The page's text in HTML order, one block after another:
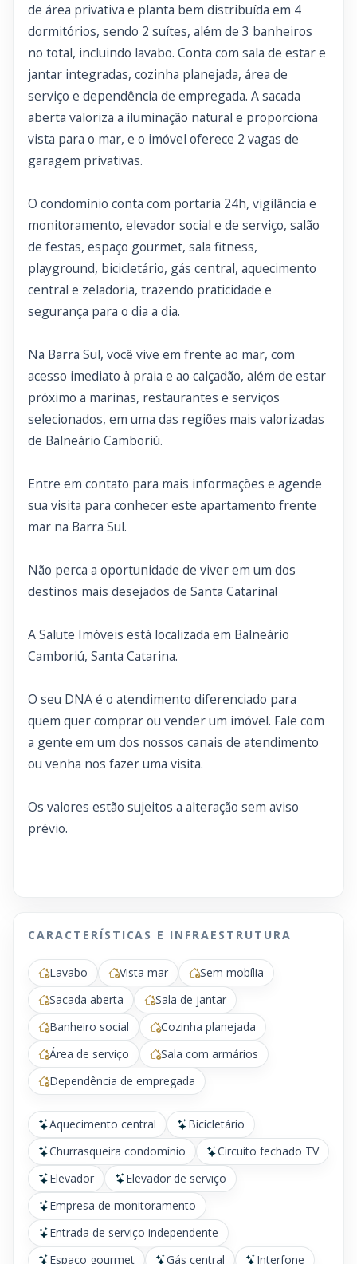
de área privativa e planta bem distribuída em 4
dormitórios, sendo 2 suítes, além de 3 banheiros
no total, incluindo lavabo. Conta com sala de estar e
jantar integradas, cozinha planejada, área de
serviço e dependência de empregada. A sacada
aberta valoriza a iluminação natural e proporciona
vista para o mar, e o imóvel oferece 2 vagas de
garagem privativas.
O condomínio conta com portaria 24h, vigilância e
monitoramento, elevador social e de serviço, salão
de festas, espaço gourmet, sala fitness,
playground, bicicletário, gás central, aquecimento
central e zeladoria, trazendo praticidade e
segurança para o dia a dia.
Na Barra Sul, você vive em frente ao mar, com
acesso imediato à praia e ao calçadão, além de estar
próximo a marinas, restaurantes e serviços
selecionados, em uma das regiões mais valorizadas
de Balneário Camboriú.
Entre em contato para mais informações e agende
sua visita para conhecer este apartamento frente
mar na Barra Sul.
Não perca a oportunidade de viver em um dos
destinos mais desejados de Santa Catarina!
A Salute Imóveis está localizada em Balneário
Camboriú, Santa Catarina.
O seu DNA é o atendimento diferenciado para
quem quer comprar ou vender um imóvel. Fale com
a gente em um dos nossos canais de atendimento
ou venha nos fazer uma visita.
Os valores estão sujeitos a alteração sem aviso
prévio.
CARACTERÍSTICAS E INFRAESTRUTURA
Lavabo Vista mar
Sem mobília
Sacada aberta
Sala de jantar
Banheiro social
Cozinha planejada
Área de serviço
Sala com armários
Dependência de empregada
Aquecimento central
Bicicletário
Churrasqueira condomínio
Circuito fechado TV
Elevador
Elevador de serviço
Empresa de monitoramento
Entrada de serviço independente
Espaço gourmet
Gás central Interfone